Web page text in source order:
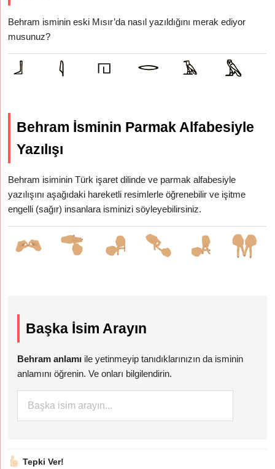
Behram isminin eski Mısır’da nasıl yazıldığını merak ediyor
musunuz?
Behram İsminin Parmak Alfabesiyle
Yazılışı
Behram isiminin Türk işaret dilinde ve parmak alfabesiyle
yazılışını aşağıdaki hareketli resimlerle öğrenebilir ve işitme
engelli (sağır) insanlara isminizi söyleyebilirsiniz.
Başka İsim Arayın
Behram anlamı ile yetinmeyip tanıdıklarınızın da isminin
anlamını öğrenin. Ve onları bilgilendirin.
Tepki Ver!